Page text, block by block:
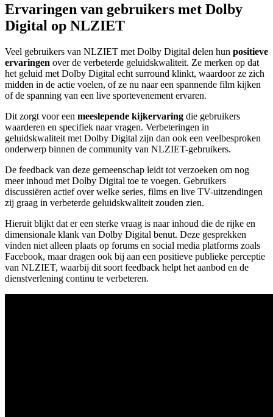
Ervaringen van gebruikers met Dolby
Digital op NLZIET
Veel gebruikers van NLZIET met Dolby Digital delen hun positieve
ervaringen over de verbeterde geluidskwaliteit. Ze merken op dat
het geluid met Dolby Digital echt surround klinkt, waardoor ze zich
midden in de actie voelen, of ze nu naar een spannende film kijken
of de spanning van een live sportevenement ervaren.
Dit zorgt voor een meeslepende kijkervaring die gebruikers
waarderen en specifiek naar vragen. Verbeteringen in
geluidskwaliteit met Dolby Digital zijn dan ook een veelbesproken
onderwerp binnen de community van NLZIET-gebruikers.
De feedback van deze gemeenschap leidt tot verzoeken om nog
meer inhoud met Dolby Digital toe te voegen. Gebruikers
discussiëren actief over welke series, films en live TV-uitzendingen
zij graag in verbeterde geluidskwaliteit zouden zien.
Hieruit blijkt dat er een sterke vraag is naar inhoud die de rijke en
dimensionale klank van Dolby Digital benut. Deze gesprekken
vinden niet alleen plaats op forums en social media platforms zoals
Facebook, maar dragen ook bij aan een positieve publieke perceptie
van NLZIET, waarbij dit soort feedback helpt het aanbod en de
dienstverlening continu te verbeteren.